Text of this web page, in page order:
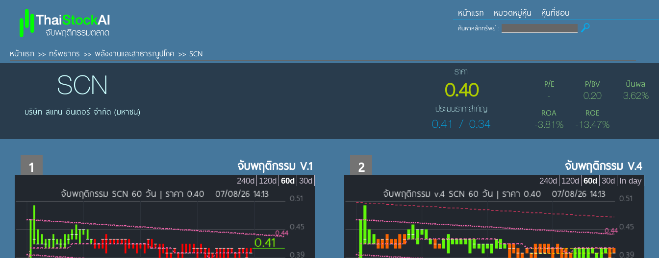
หน้าแรก หมวดหมู่หุ้น หุ้นที่ชอบ
ค้นหาหลักทรัพย์ :
หน้าแรก >> ทรัพยากร >> พลังงานและสาธารณูปโภค >> SCN
SCN
บริษัท สแกน อินเตอร์ จำกัด (มหาชน)
ราคา
0.40
ประเมินราคาสำคัญ
0.41 / 0.34
P/E
-
P/BV
0.20
ปันผล
3.62%
ROA
-3.81%
ROE
-13.47%
1 จับพฤติกรรม V.1
30d
60d
120d
240d
2 จับพฤติกรรม V.4
In day
30d
60d
120d
240d